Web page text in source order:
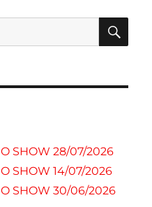
SHOW 28/07/2026
SHOW 14/07/2026
SHOW 30/06/2026